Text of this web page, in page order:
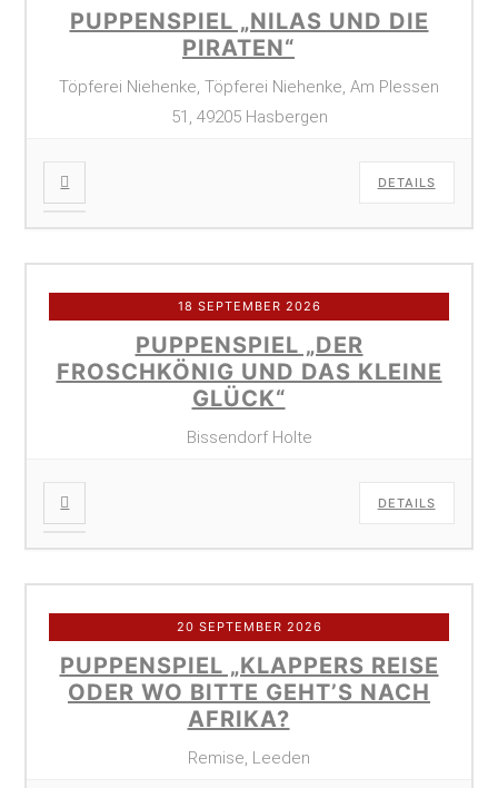
PUPPENSPIEL „NILAS UND DIE
PIRATEN“
Töpferei Niehenke, Töpferei Niehenke, Am Plessen
51, 49205 Hasbergen
DETAILS
18 SEPTEMBER 2026
PUPPENSPIEL „DER
FROSCHKÖNIG UND DAS KLEINE
GLÜCK“
Bissendorf Holte
DETAILS
20 SEPTEMBER 2026
PUPPENSPIEL „KLAPPERS REISE
ODER WO BITTE GEHT’S NACH
AFRIKA?
Remise, Leeden